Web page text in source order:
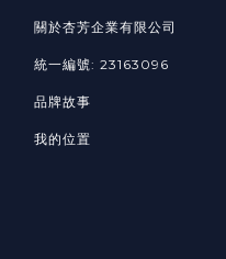
關於杏芳企業有限公司
統一編號: 23163096
品牌故事
我的位置